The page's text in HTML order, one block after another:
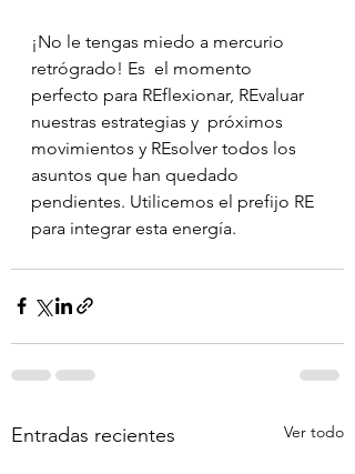
¡No le tengas miedo a mercurio
retrógrado! Es  el momento
perfecto para REflexionar, REvaluar
nuestras estrategias y  próximos
movimientos y REsolver todos los
asuntos que han quedado
pendientes. Utilicemos el prefijo RE
para integrar esta energía.
Entradas recientes Ver todo